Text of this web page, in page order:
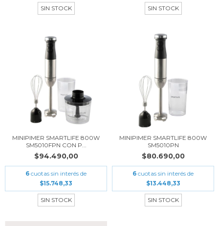
SIN STOCK SIN STOCK
MINIPIMER SMARTLIFE 800W
SM5010FPN CON P...
$94.490,00
6 cuotas sin interés de
$15.748,33
SIN STOCK
MINIPIMER SMARTLIFE 800W
SM5010PN
$80.690,00
6 cuotas sin interés de
$13.448,33
SIN STOCK